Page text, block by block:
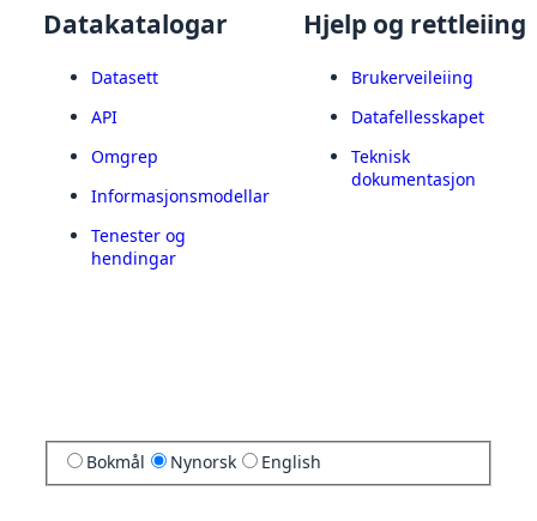
Datakatalogar
Datasett
API
Omgrep
Informasjonsmodellar
Tenester og
hendingar
Hjelp og rettleiing
Brukerveileiing
Datafellesskapet
Teknisk
dokumentasjon
Bokmål Nynorsk English